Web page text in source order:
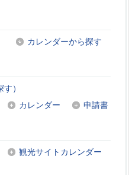
カレンダーから探す
）
カレンダー 申請書
観光サイトカレンダー